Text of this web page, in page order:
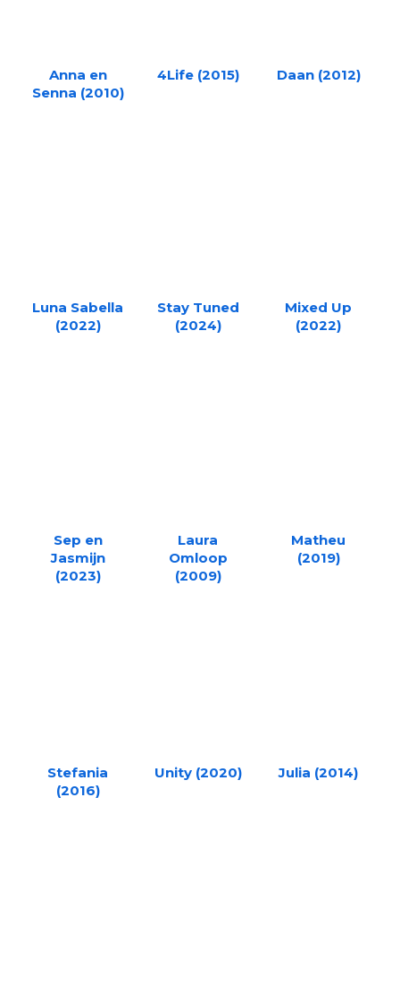
Anna en
Senna (2010)
4Life (2015) Daan (2012)
Luna Sabella
(2022)
Stay Tuned
(2024)
Mixed Up
(2022)
Sep en
Jasmijn
(2023)
Laura
Omloop
(2009)
Matheu
(2019)
Stefania
(2016)
Unity (2020) Julia (2014)